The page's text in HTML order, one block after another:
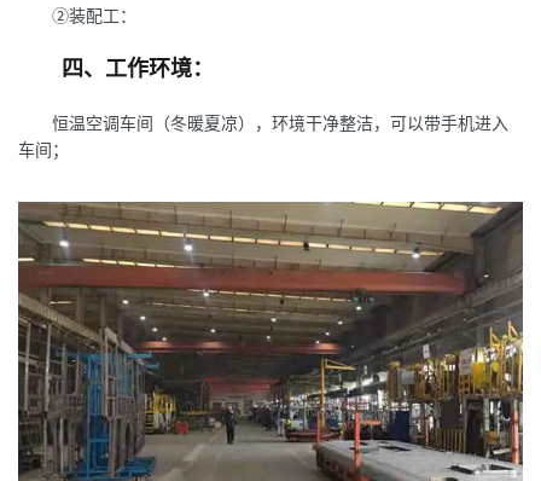
②装配工：
四、工作环境：
恒温空调车间（冬暖夏凉），环境干净整洁，可以带手机进入
车间；